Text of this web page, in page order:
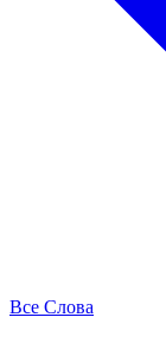
Все Слова